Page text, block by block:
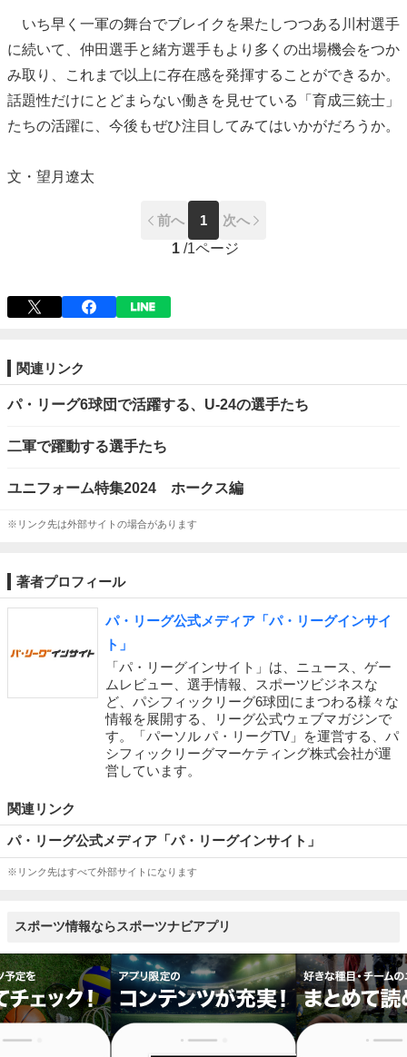
いち早く一軍の舞台でブレイクを果たしつつある川村選手
に続いて、仲田選手と緒方選手もより多くの出場機会をつか
み取り、これまで以上に存在感を発揮することができるか。
話題性だけにとどまらない働きを見せている「育成三銃士」
たちの活躍に、今後もぜひ注目してみてはいかがだろうか。
文・望月遼太
前へ 1
次へ
1 /1ページ
関連リンク
パ・リーグ6球団で活躍する、U-24の選手たち
二軍で躍動する選手たち
ユニフォーム特集2024 ホークス編
※リンク先は外部サイトの場合があります
著者プロフィール
パ・リーグ公式メディア「パ・リーグインサイ
ト」
「パ・リーグインサイト」は、ニュース、ゲー
ムレビュー、選手情報、スポーツビジネスな
ど、パシフィックリーグ6球団にまつわる様々な
情報を展開する、リーグ公式ウェブマガジンで
す。「パーソル パ・リーグTV」を運営する、パ
シフィックリーグマーケティング株式会社が運
営しています。
関連リンク
パ・リーグ公式メディア「パ・リーグインサイト」
※リンク先はすべて外部サイトになります
スポーツ情報ならスポーツナビアプリ